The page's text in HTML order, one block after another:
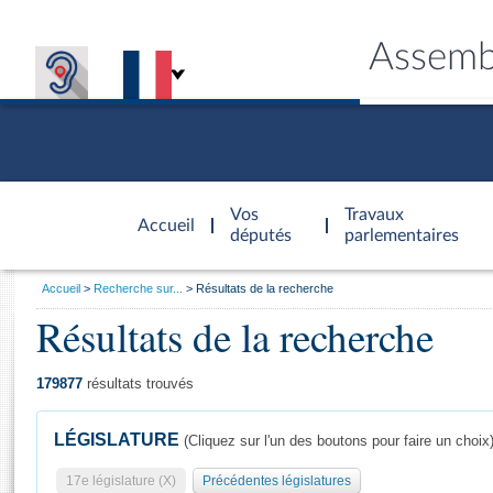
Accueil
d'accueil
Vos
députés
Travaux
parlementaires
Général
Vous
Accueil Recherche sur... Résultats de la recherche
Résultats de la recherche
179877 résultats trouvés
LÉGISLATURE (Cliquez sur l'un des boutons pour faire un choix)
17e législature (X) Précédentes législatures